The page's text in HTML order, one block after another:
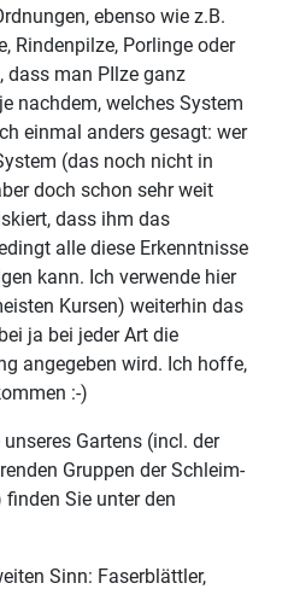
ebenso wie z.B.
Rindenpilze, Porlinge oder
man PIlze ganz
nachdem, welches System
einmal anders gesagt: wer
(das noch nicht in
doch schon sehr weit
dass ihm das
alle diese Erkenntnisse
kann. Ich verwende hier
Kursen) weiterhin das
ja bei jeder Art die
angegeben wird. Ich hoffe,
:-)
Gartens (incl. der
Gruppen der Schleim-
Sie unter den
Sinn: Faserblättler,